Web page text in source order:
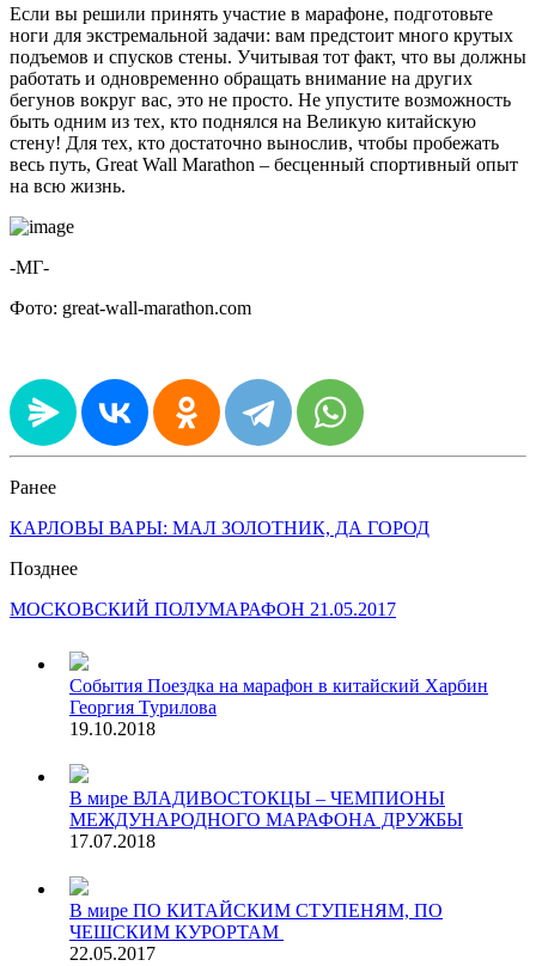
Если вы решили принять участие в марафоне, подготовьте
ноги для экстремальной задачи: вам предстоит много крутых
подъемов и спусков стены. Учитывая тот факт, что вы должны
работать и одновременно обращать внимание на других
бегунов вокруг вас, это не просто. Не упустите возможность
быть одним из тех, кто поднялся на Великую китайскую
стену! Для тех, кто достаточно вынослив, чтобы пробежать
весь путь, Great Wall Marathon – бесценный спортивный опыт
на всю жизнь.
-МГ-
Фото: great-wall-marathon.com
Ранее
КАРЛОВЫ ВАРЫ: МАЛ ЗОЛОТНИК, ДА ГОРОД
Позднее
МОСКОВСКИЙ ПОЛУМАРАФОН 21.05.2017
События Поездка на марафон в китайский Харбин
Георгия Турилова
19.10.2018
В мире ВЛАДИВОСТОКЦЫ – ЧЕМПИОНЫ
МЕЖДУНАРОДНОГО МАРАФОНА ДРУЖБЫ
17.07.2018
В мире ПО КИТАЙСКИМ СТУПЕНЯМ, ПО
ЧЕШСКИМ КУРОРТАМ
22.05.2017